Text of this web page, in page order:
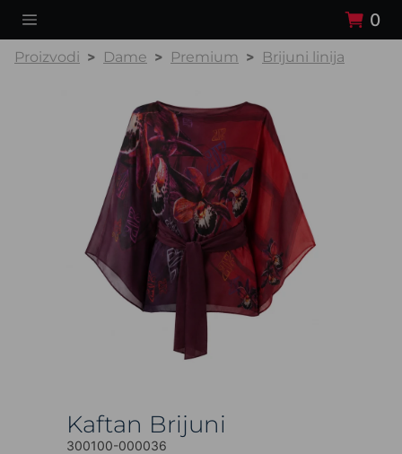
0
Proizvodi Dame Premium Brijuni linija
Kaftan Brijuni
300100-000036